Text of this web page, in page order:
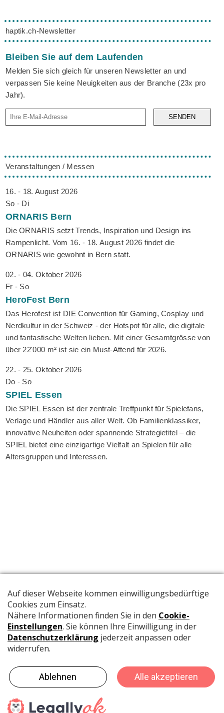
haptik.ch-Newsletter
Bleiben Sie auf dem Laufenden
Melden Sie sich gleich für unseren Newsletter an und
verpassen Sie keine Neuigkeiten aus der Branche (23x pro
Jahr).
SENDEN
Veranstaltungen / Messen
16. - 18. August 2026
So - Di
ORNARIS Bern
Die ORNARIS setzt Trends, Inspiration und Design ins
Rampenlicht. Vom 16. - 18. August 2026 findet die
ORNARIS wie gewohnt in Bern statt.
02. - 04. Oktober 2026
Fr - So
HeroFest Bern
Das Herofest ist DIE Convention für Gaming, Cosplay und
Nerdkultur in der Schweiz - der Hotspot für alle, die digitale
und fantastische Welten lieben. Mit einer Gesamtgrösse von
über 22'000 m² ist sie ein Must-Attend für 2026.
22. - 25. Oktober 2026
Do - So
SPIEL Essen
Die SPIEL Essen ist der zentrale Treffpunkt für Spielefans,
Verlage und Händler aus aller Welt. Ob Familienklassiker,
innovative Neuheiten oder spannende Strategietitel – die
SPIEL bietet eine einzigartige Vielfalt an Spielen für alle
Altersgruppen und Interessen.
Die offizielle Publikation der Schweizer Papeterien informiert
Meldungen aus der Branche.